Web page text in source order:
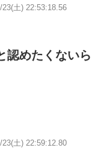
23(土) 22:53:18.56
認めたくないら
23(土) 22:59:12.80